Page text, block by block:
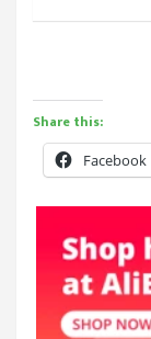
Share this:
Facebook